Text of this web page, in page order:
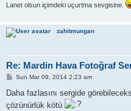
Lanet olsun içimdeki uçurtma sevgisine.
zahitmungan
Re: Mardin Hava Fotoğraf
P
s
Sun Mar 09, 2014 2:23 am
Daha fazlasını sergide
çözünürlük kötü